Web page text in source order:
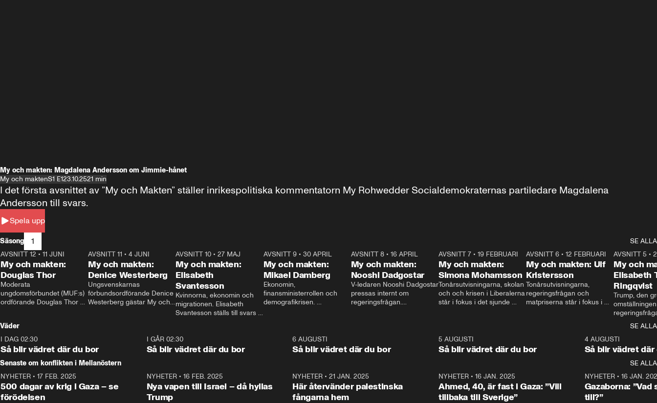
My och makten: Magdalena Andersson om Jimmie-hånet
My och maktenS1 E123.10.2521 min
Spela upp
I det första avsnittet av ”My och Makten” ställer inrikespolitiska kommentatorn My Rohwedder Socialdemokraternas partiledare Magdalena
Andersson till svars.
Säsong 1
SE ALLA
26:27
AVSNITT 12 • 11 JUNI
My och makten:
Douglas Thor
Moderata
ungdomsförbundet (MUF:s)
ordförande Douglas Thor
tonårsutvisningarna och hur
Moderaterna ska locka
väljare till valet i höst.
23:40
AVSNITT 11 •4 JUNI
My och makten:
Denice Westerberg
Ungsvenskarnas
förbundsordförande Denice
Westerberg gästar My och
AVSNITT 10 •27 MAJ
My och makten:
Elisabeth
Svantesson
Kvinnorna, ekonomin och
migrationen. Elisabeth
Svantesson ställs till svars
AVSNITT 9• 30 APRIL
My och makten:
Mikael Damberg
Ekonomin,
finansministerrollen och
demografikrisen.
och Makten.
AVSNITT 8• 16 APRIL
My och makten:
Nooshi Dadgostar
V-ledaren Nooshi Dadgostar
pressas internt om
regeringsfrågan.
– Vi ställer upp i val. Ska vi
vara med så sitter vi förstås
24:30
AVSNITT 7• 19 FEBRUARI
My och makten:
Simona Mohamsson
Tonårsutvisningarna, skolan
och och krisen i Liberalerna
står i fokus i det sjunde
kommentator My
Rohwedder ställer
utbildnings- och
Mohamsson till svars.
27:30
AVSNITT 6 •12 FEBRUARI
My och makten: Ulf
Kristersson
Tonårsutvisningarna,
regeringsfrågan och
matpriserna står i fokus i
Rohwedder ställer
statsminister Ulf Kristersson
AVSNITT 5 •
My och
Elisabeth
Ringqvist
Trump, den
centrum i
avsnittet av
Makten”. Se
Aftonbladets
Rohwedder
Thand Ring
Väder
SE ALLA
I DAG 02:30
Så blir vädret där du bor
1:06
I GÅR 02:30
Så blir vädret där du bor
6 AUGUSTI
Så blir vädret där du bor
5 AUGUSTI
Så blir vädret där du bor
4 AUGUSTI
Så blir vädret där
Senaste om konflikten i Mellanöstern
SE ALLA
NYHETER • 17 FEB. 2025
500 dagar av krig i Gaza – se
förödelsen
NYHETER• 16 FEB. 2025
Nya vapen till Israel – då hyllas
Trump
NYHETER •21 JAN. 2025
Här återvänder palestinska
fångarna hem
NYHETER• 16 JAN. 2025
Ahmed, 40, är fast i Gaza: ”Vill
tillbaka till Sverige”
NYHETER• 16 JAN.
Gazaborna:
till?”